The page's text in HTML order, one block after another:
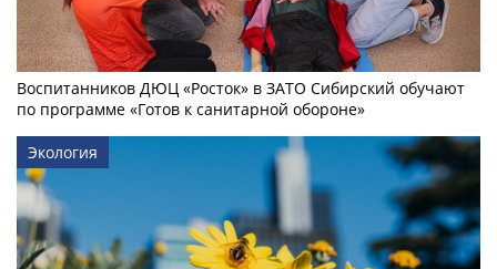
Воспитанников ДЮЦ «Росток» в ЗАТО Сибирский обучают
по программе «Готов к санитарной обороне»
Экология